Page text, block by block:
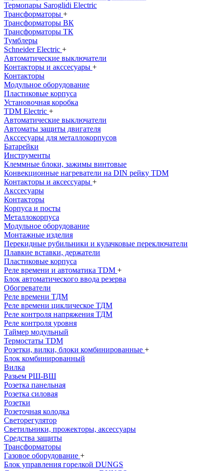
Термопары Saroglidi Electric
Трансформаторы +
Трансформаторы ВК
Трансформаторы ТК
Тумблеры
Schneider Electric +
Автоматические выключатели
Контакторы и акссесуары +
Контакторы
Модульное оборудование
Пластиковые корпуса
Установочная коробка
TDM Electric +
Автоматические выключатели
Автоматы защиты двигателя
Акссесуары для металлокорпусов
Батарейки
Инструменты
Клеммные блоки, зажимы винтовые
Конвекционные нагреватели на DIN рейку TDM
Контакторы и аксессуары +
Акссесуары
Контакторы
Корпуса и посты
Металлокорпуса
Модульное оборудование
Монтажные изделия
Перекидные рубильники и кулачковые переключатели
Плавкие вставки, держатели
Пластиковые корпуса
Реле времени и автоматика TDM +
Блок автоматического ввода резерва
Обогреватели
Реле времени ТДМ
Реле времени циклическое ТДМ
Реле контроля напряжения ТДМ
Реле контроля уровня
Таймер модульный
Термостаты TDM
Розетки, вилки, блоки комбинированные +
Блок комбинированный
Вилка
Разьем РШ-ВШ
Розетка панельная
Розетка силовая
Розетки
Розеточная колодка
Светорегулятор
Светильники, прожекторы, аксессуары
Средства защиты
Трансформаторы
Газовое оборудование +
Блок управления горелкой DUNGS